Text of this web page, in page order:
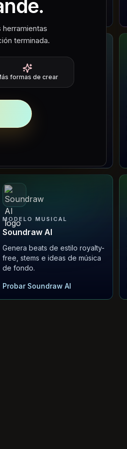
Probar Tad AI
MODELO MUSICAL
Flow Music
Crea canciones por prompt,
direcciones de remix, ideas
de stems y proyectos
MODELO MUSICAL
Soundraw AI
Genera beats de estilo royalty-
free, stems e ideas de música
de fondo.
Probar Soundraw AI
terminada.
formas de crear